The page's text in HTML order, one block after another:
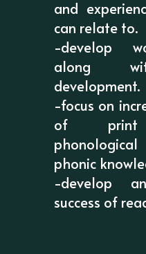
and
can relate to.
-develop
along
development.
-focus on
of print
phonic
-develop
success of